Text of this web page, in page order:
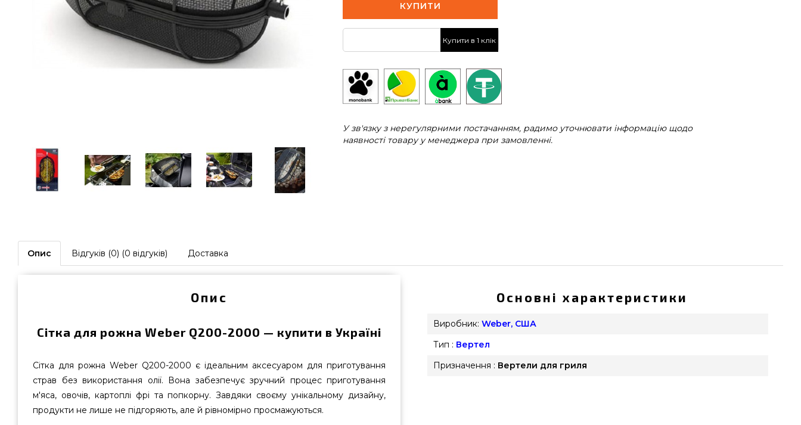
КУПИТИ
Купити в 1 клік
У зв'язку з нерегулярними постачанням, радимо уточнювати інформацію щодо
наявності товару у менеджера при замовленні.
Опис Відгуків (0) (0 відгуків) Доставка
Опис
Сітка для рожна Weber Q200-2000 — купити в Україні
Сітка для рожна Weber Q200-2000 є ідеальним аксесуаром для приготування
страв без використання олії. Вона забезпечує зручний процес приготування
м'яса, овочів, картоплі фрі та попкорну. Завдяки своєму унікальному дизайну,
продукти не лише не підгоряють, але й рівномірно просмажуються.
Основні характеристики
Виробник: Weber, США
Тип : Вертел
Призначення : Вертели для гриля